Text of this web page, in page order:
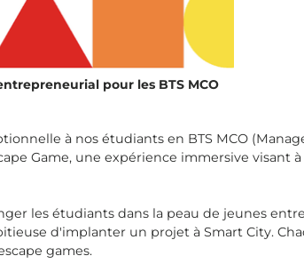
pour les BTS MCO
à nos étudiants en BTS MCO
Game, une expérience immersive visant
les étudiants dans la peau de jeunes
d'implanter un projet à Smart City.
games.